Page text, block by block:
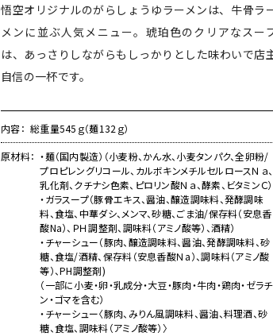
悟空オリジナルのがらしょうゆラーメンは、牛骨ラ
メンに並ぶ人気メニュー。琥珀色のクリアなスー
は、あっさりしながらもしっかりとした味わいで店
自信の一杯です。
内容 総重量545ｇ（麺132ｇ）
原材料
・麺（国内製造）（小麦粉、かん水、小麦タンパク、全卵粉/
プロピレングリコール、カルボキンメチルセルロースＮａ、
乳化剤、クチナシ色素、ピロリン酸Ｎａ、酵素、ビタミンＣ）
・ガラスープ（豚骨エキス、醤油、醸造調味料、発酵調味
料、食塩、中華ダシ、メンマ、砂糖、ごま油/保存料（安息香
酸Na）、ＰＨ調整剤、調味料（アミノ酸等）、酒精）
・チャーシュー（豚肉、醸造調味料、醤油、発酵調味料、砂
糖、食塩/酒精、保存料（安息香酸Ｎa）、調味料（アミノ酸
等）、PH調整剤)
（一部に小麦・卵・乳成分・大豆・豚肉・牛肉・鶏肉・ゼラチ
ン・ゴマを含む）
・チャーシュー〈豚肉、みりん風調味料、醤油、料理酒、砂
糖、食塩、調味料（アミノ酸等）〉